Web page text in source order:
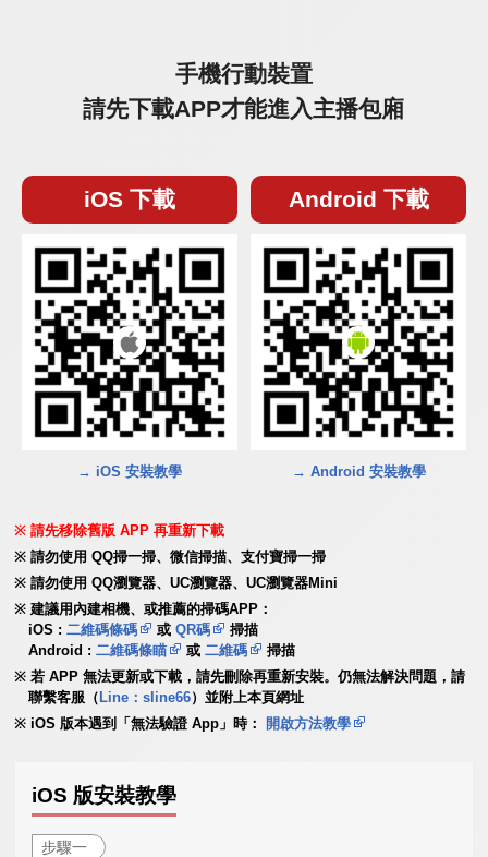
手機行動裝置
請先下載APP才能進入主播包廂
iOS 下載
→ iOS 安裝教學
Android 下載
→ Android 安裝教學
請先移除舊版 APP 再重新下載
請勿使用 QQ掃一掃、微信掃描、支付寶掃一掃
請勿使用 QQ瀏覽器、UC瀏覽器、UC瀏覽器Mini
建議用內建相機、或推薦的掃碼APP：
iOS :二維碼條碼 或QR碼
掃描
Android :二維碼條瞄 或二維碼
掃描
若 APP 無法更新或下載，請先刪除再重新安裝。仍無法解決問題，請
聯繫客服（ Line：sline66）並附上本頁網址
iOS 版本遇到「無法驗證 App」時：
開啟方法教學
iOS 版安裝教學
步驟一